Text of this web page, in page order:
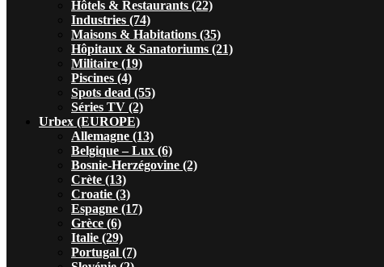
Hôtels & Restaurants (22)
Industries (74)
Maisons & Habitations (35)
Hôpitaux & Sanatoriums (21)
Militaire (19)
Piscines (4)
Spots dead (55)
Séries TV (2)
Urbex (EUROPE)
Allemagne (13)
Belgique – Lux (6)
Bosnie-Herzégovine (2)
Crète (13)
Croatie (3)
Espagne (17)
Grèce (6)
Italie (29)
Portugal (7)